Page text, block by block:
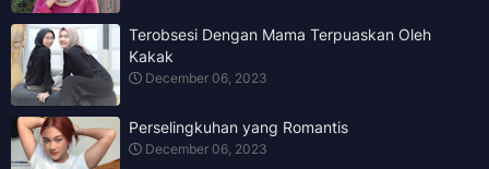
Terobsesi Dengan Mama Terpuaskan Oleh
Kakak
December 06, 2023
Perselingkuhan yang Romantis
December 06, 2023